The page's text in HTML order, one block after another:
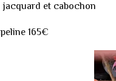
et cabochon
165€